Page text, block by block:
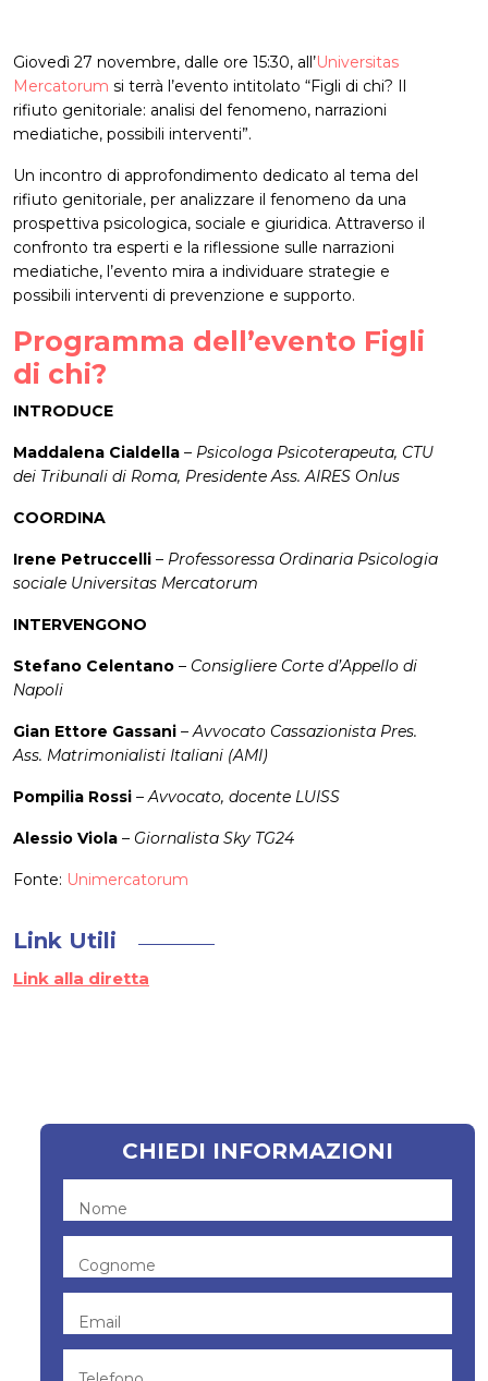
Giovedì 27 novembre, dalle ore 15:30, all’Universitas
Mercatorum si terrà l’evento intitolato “Figli di chi? Il
rifiuto genitoriale: analisi del fenomeno, narrazioni
mediatiche, possibili interventi”.
Un incontro di approfondimento dedicato al tema del
rifiuto genitoriale, per analizzare il fenomeno da una
prospettiva psicologica, sociale e giuridica. Attraverso il
confronto tra esperti e la riflessione sulle narrazioni
mediatiche, l’evento mira a individuare strategie e
possibili interventi di prevenzione e supporto.
Programma dell’evento Figli
di chi?
INTRODUCE
Maddalena Cialdella – Psicologa Psicoterapeuta, CTU
dei Tribunali di Roma, Presidente Ass. AIRES Onlus
COORDINA
Irene Petruccelli – Professoressa Ordinaria Psicologia
sociale Universitas Mercatorum
INTERVENGONO
Stefano Celentano – Consigliere Corte d’Appello di
Napoli
Gian Ettore Gassani –Avvocato Cassazionista Pres.
Ass. Matrimonialisti Italiani (AMI)
Pompilia Rossi –Avvocato, docente LUISS
Alessio Viola – Giornalista Sky TG24
Fonte: Unimercatorum
Link Utili
Link alla diretta
CHIEDI INFORMAZIONI
Nome
Cognome
Email